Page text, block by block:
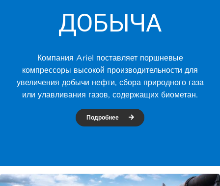
ДОБЫЧА
Компания Ariel поставляет поршневые
компрессоры высокой производительности для
увеличения добычи нефти, сбора природного газа
или улавливания газов, содержащих биометан.
Подробнее